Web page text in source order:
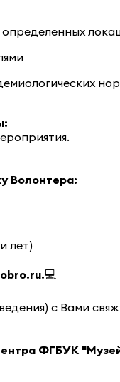
Волонтера:
лет)
💻
с Вами
ФГБУК